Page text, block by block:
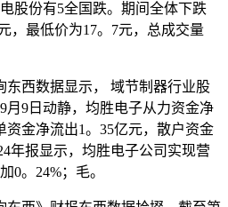
份有5全国跌。期间全体下跌
，最低价为17。7元，总成交量
西数据显示， 域节制器行业股
月9日动静，均胜电子从力资金净
资金净流出1。35亿元，散户资金
年报显示，均胜电子公司实现营
0。24%；毛。